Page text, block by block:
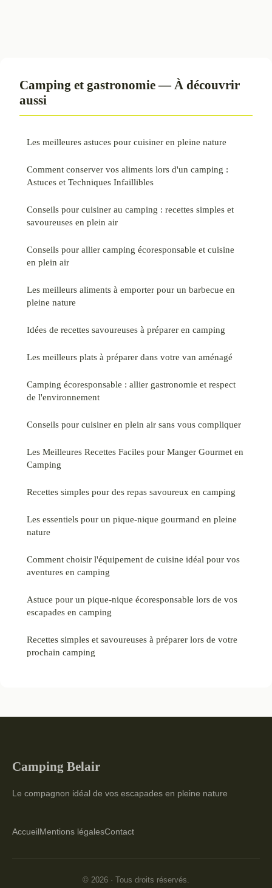
Camping et gastronomie — À découvrir
aussi
Les meilleures astuces pour cuisiner en pleine nature
Comment conserver vos aliments lors d'un camping :
Astuces et Techniques Infaillibles
Conseils pour cuisiner au camping : recettes simples et
savoureuses en plein air
Conseils pour allier camping écoresponsable et cuisine
en plein air
Les meilleurs aliments à emporter pour un barbecue en
pleine nature
Idées de recettes savoureuses à préparer en camping
Les meilleurs plats à préparer dans votre van aménagé
Camping écoresponsable : allier gastronomie et respect
de l'environnement
Conseils pour cuisiner en plein air sans vous compliquer
Les Meilleures Recettes Faciles pour Manger Gourmet en
Camping
Recettes simples pour des repas savoureux en camping
Les essentiels pour un pique-nique gourmand en pleine
nature
Comment choisir l'équipement de cuisine idéal pour vos
aventures en camping
Astuce pour un pique-nique écoresponsable lors de vos
escapades en camping
Recettes simples et savoureuses à préparer lors de votre
prochain camping
Camping Belair
Le compagnon idéal de vos escapades en pleine nature
AccueilMentions légalesContact
© 2026 · Tous droits réservés.